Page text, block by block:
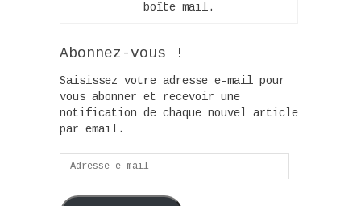
boîte mail.
Abonnez-vous !
Saisissez votre adresse e-mail pour
vous abonner et recevoir une
notification de chaque nouvel article
par email.
Adresse
e-
mail